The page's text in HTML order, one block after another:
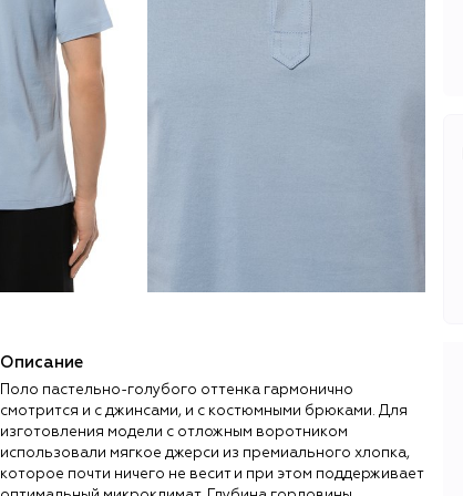
Описание
Поло пастельно-голубого оттенка гармонично
смотрится и с джинсами, и с костюмными брюками. Для
изготовления модели с отложным воротником
использовали мягкое джерси из премиального хлопка,
которое почти ничего не весит и при этом поддерживает